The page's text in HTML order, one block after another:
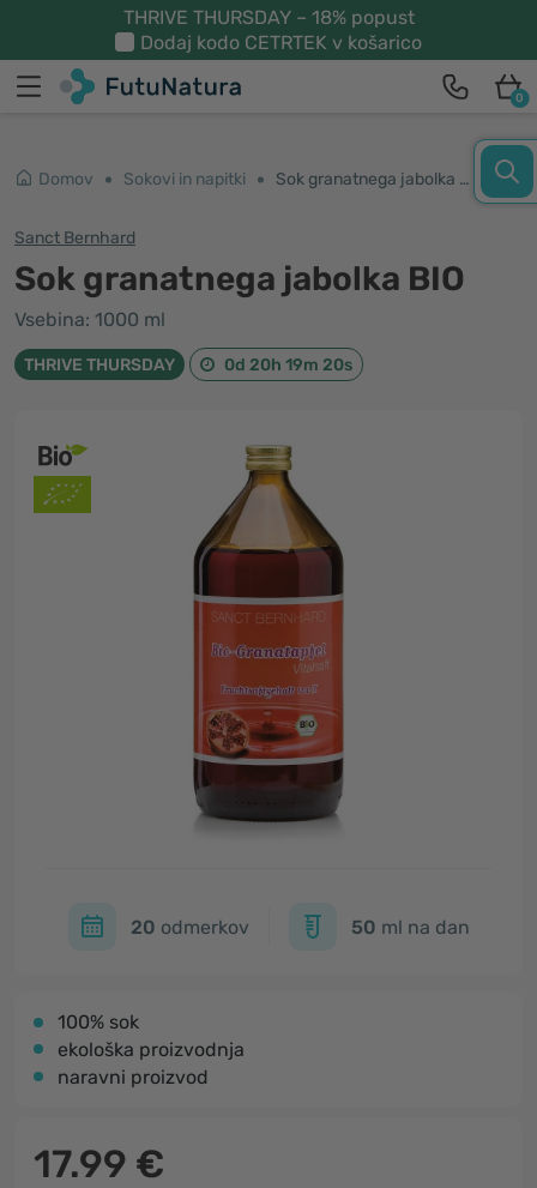
THRIVE THURSDAY – 18% popust
Dodaj kodo CETRTEK v košarico
0
Domov Sokovi in napitki Sok granatnega jabolka BIO
Sanct Bernhard
Sok granatnega jabolka BIO
Vsebina: 1000 ml
THRIVE THURSDAY 0d 20h 19m 19s
20 odmerkov 50 ml na dan
100% sok
ekološka proizvodnja
naravni proizvod
17.99 €